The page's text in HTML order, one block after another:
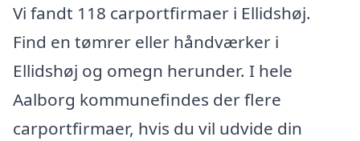
Vi fandt 118 carportfirmaer i Ellidshøj.
Find en tømrer eller håndværker i
Ellidshøj og omegn herunder. I hele
Aalborg kommunefindes der flere
carportfirmaer, hvis du vil udvide din